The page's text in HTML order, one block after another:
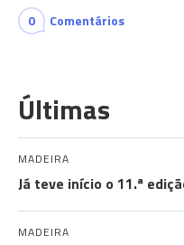
0 Comentários
Últimas
MADEIRA
Já teve início o 11.ª
MADEIRA